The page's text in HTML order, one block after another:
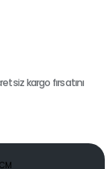
kargo fırsatını